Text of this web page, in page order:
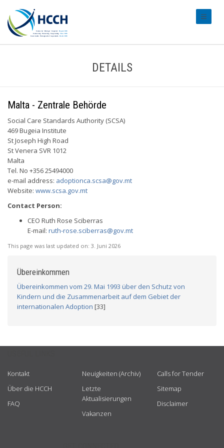
DETAILS
Malta - Zentrale Behörde
Social Care Standards Authority (SCSA)
469 Bugeia Institute
St Joseph High Road
St Venera SVR 1012
Malta
Tel. No +356 25494000
e-mail address: adoptionca.scsa@gov.mt
Website: www.scsa.gov.mt
Contact Person:
CEO Ruth Rose Sciberras
E-mail: ruth-rose.sciberras@gov.mt
This page was last updated on: 3. Juni 2026
Übereinkommen
Übereinkommen vom 29. Mai 1993 über den Schutz von
Kindern und die Zusammenarbeit auf dem Gebiet der
internationalen Adoption [33]
Kontakt
Über die HCCH
FAQ
Neuigkeiten (Archiv)
Letzte
Aktualisierungen
Vakanzen
Calls for Tender
Sitemap
Disclaimer